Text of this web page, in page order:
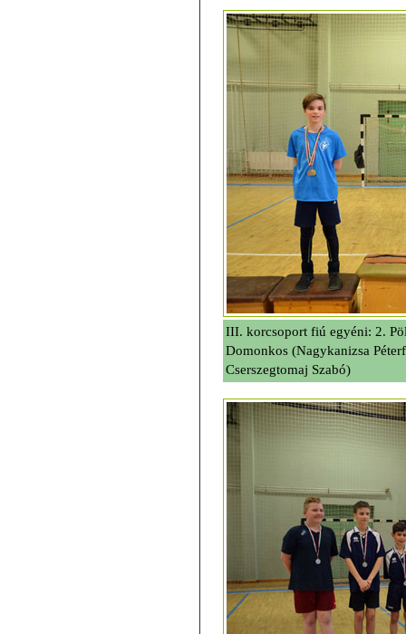
III. korcsoport fiú egyéni: 2.
Domonkos (Nagykanizsa
Cserszegtomaj Szabó)